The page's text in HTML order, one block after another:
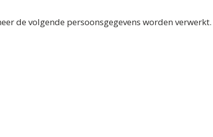
de volgende persoonsgegevens worden verwerkt.